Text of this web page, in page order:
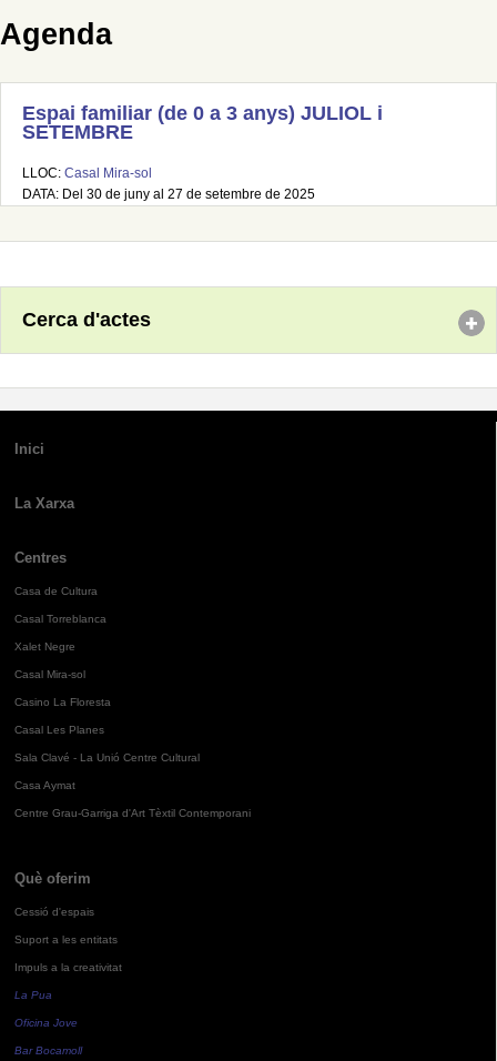
Agenda
Espai familiar (de 0 a 3 anys) JULIOL i
SETEMBRE
LLOC: Casal Mira-sol
DATA: Del 30 de juny al 27 de setembre de 2025
Cerca d'actes
Inici
La Xarxa
Centres
Casa de Cultura
Casal Torreblanca
Xalet Negre
Casal Mira-sol
Casino La Floresta
Casal Les Planes
Sala Clavé - La Unió Centre Cultural
Casa Aymat
Centre Grau-Garriga d'Art Tèxtil Contemporani
Què oferim
Cessió d'espais
Suport a les entitats
Impuls a la creativitat
La Pua
Oficina Jove
Bar Bocamoll